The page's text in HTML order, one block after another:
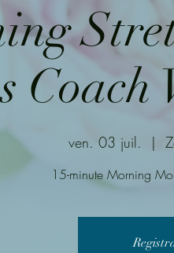
ven. 03 juil.
  |
15-minute Morning